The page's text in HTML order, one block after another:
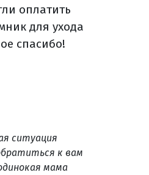
оплатить
для ухода
спасибо!
ситуация
к вам
мама